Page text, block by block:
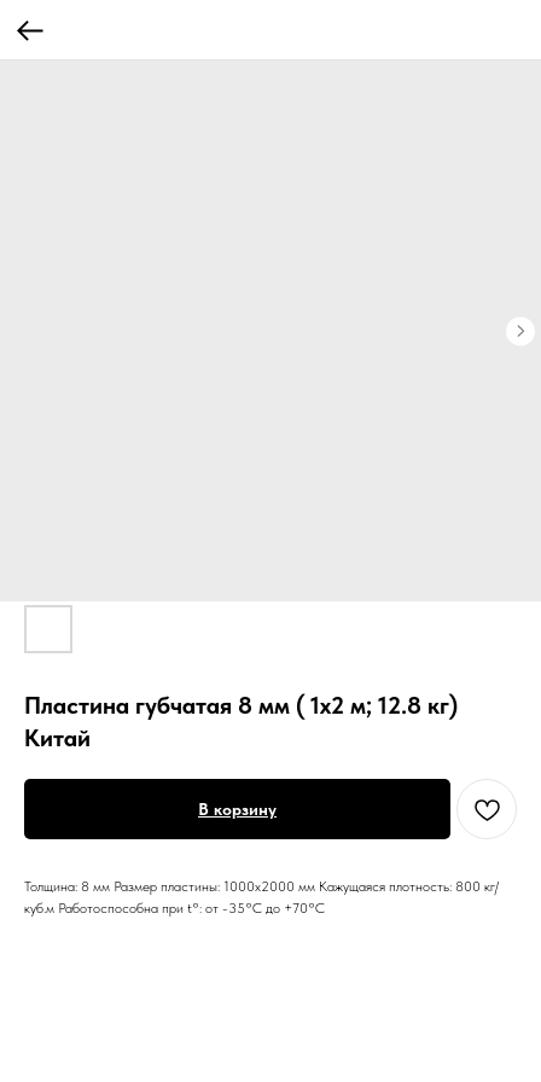
Пластина губчатая 8 мм ( 1х2 м; 12.8 кг)
Китай
В корзину
Толщина: 8 мм Размер пластины: 1000х2000 мм Кажущаяся плотность: 800 кг/
куб.м Работоспособна при t°: от -35°С до +70°С